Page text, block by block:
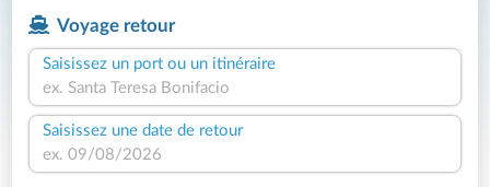
Voyage retour
Saisissez un port ou un itinéraire
Saisissez une date de retour